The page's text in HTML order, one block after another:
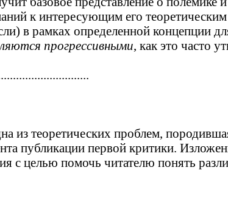
к интересующим его
в рамках определенной концепции
прогрессивными, как это часто
из теоретических проблем,
публикации первой критики.
с целью помочь читателю понять